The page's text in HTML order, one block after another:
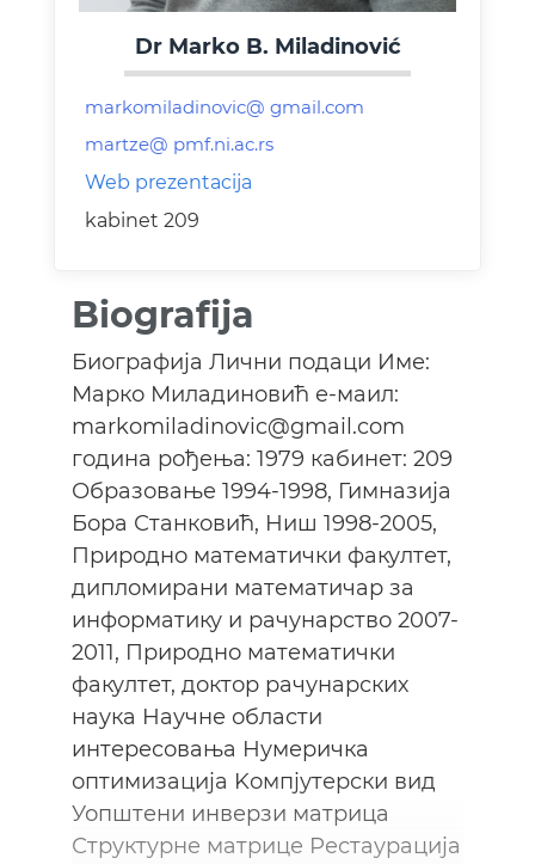
Dr Marko B. Miladinović
Web prezentacija
kabinet 209
Biografija
Биографија Лични подаци Име:
Марко Миладиновић е-маил:
markomiladinovic@gmail.com
година рођења: 1979 кабинет: 209
Образовање 1994-1998, Гимназија
Бора Станковић, Ниш 1998-2005,
Природно математички факултет,
дипломирани математичар за
информатику и рачунарство 2007-
2011, Природно математички
факултет, доктор рачунарских
наука Научне области
интересовања Нумеричка
оптимизацијa Kомпјутерски вид
Уопштени инверзи матрица
Структурне матрице Рестаурација